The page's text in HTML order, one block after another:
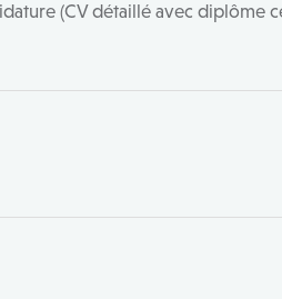
(CV détaillé avec diplôme